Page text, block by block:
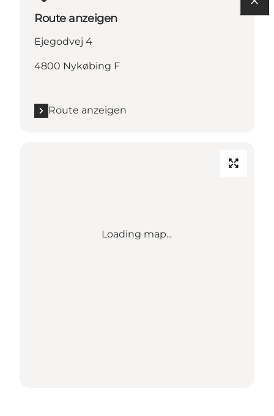
Route anzeigen
Ejegodvej 4
4800 Nykøbing F
Route anzeigen
Loading map...